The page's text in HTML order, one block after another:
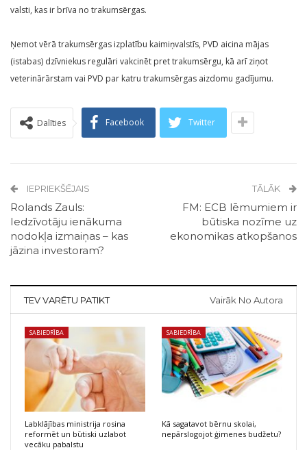
valsti, kas ir brīva no trakumsērgas.
Ņemot vērā trakumsērgas izplatību kaimiņvalstīs, PVD aicina mājas
(istabas) dzīvniekus regulāri vakcinēt pret trakumsērgu, kā arī ziņot
veterinārārstam vai PVD par katru trakumsērgas aizdomu gadījumu.
Dalīties Facebook Twitter
IEPRIEKŠĒJAIS
Rolands Zauls:
Iedzīvotāju ienākuma
nodokļa izmaiņas – kas
jāzina investoram?
TĀLĀK
FM: ECB lēmumiem ir
būtiska nozīme uz
ekonomikas atkopšanos
TEV VARĒTU PATIKT Vairāk No Autora
SABIEDRĪBA
Labklājības ministrija rosina
reformēt un būtiski uzlabot
vecāku pabalstu
SABIEDRĪBA
Kā sagatavot bērnu skolai,
nepārslogojot ģimenes budžetu?